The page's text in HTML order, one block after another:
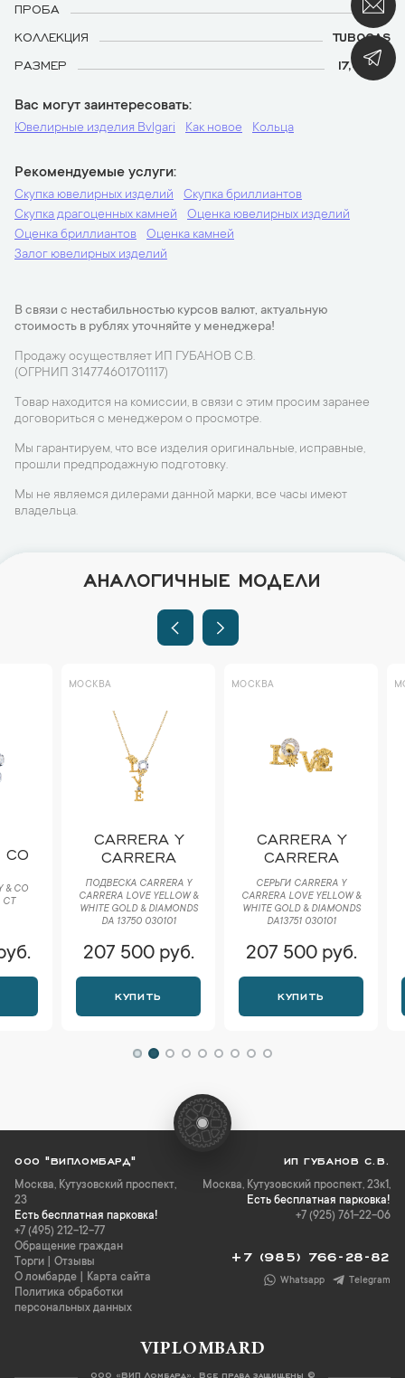
ПРОБА
750
КОЛЛЕКЦИЯ
TUBOGAS
РАЗМЕР
17,0 (54)
Вас могут заинтересовать
Ювелирные изделия Bvlgari Как новое Кольца
Рекомендуемые услуги
Скупка ювелирных изделий
Скупка бриллиантов
Скупка драгоценных камней
Оценка ювелирных изделий
Оценка бриллиантов
Оценка камней
Залог ювелирных изделий
В связи с нестабильностью курсов валют, актуальную
стоимость в рублях уточняйте у менеджера!
Продажу осуществляет ИП ГУБАНОВ С.В.
(ОГРНИП 314774601701117)
Товар находится на комиссии, в связи с этим просим заранее
договориться с менеджером о просмотре.
Мы гарантируем, что все изделия оригинальные, исправные,
прошли предпродажную подготовку.
Мы не являемся дилерами данной марки, все часы имеют
владельца.
АНАЛОГИЧНЫЕ МОДЕЛИ
CARRERA Y
CARRERA
ПОДВЕСКА CARRERA Y
CARRERA LOVE YELLOW &
WHITE GOLD & DIAMONDS
DA 13750 030101
207 500 руб.
CARRERA Y
CARRERA
СЕРЬГИ CARRERA Y
CARRERA LOVE YELLOW &
WHITE GOLD & DIAMONDS
DA13751 030101
207 500 руб.
ООО "ВИПЛОМБАРД"
Москва, Кутузовский проспект,
23
Есть бесплатная парковка!
+7 (495) 212-12-77
Обращение граждан
Торги
Отзывы
О ломбарде
Карта сайта
Политика обработки
персональных данных
ИП ГУБАНОВ С.В.
Москва, Кутузовский проспект, 23к1,
Есть бесплатная парковка!
+7 (925) 761-22-06
+7 (985) 766-28-82
Whatsapp Telegram
VIPLOMBARD
ООО «ВИП Ломбард». Все права защищены ©